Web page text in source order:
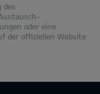
des
oder eine
der offiziellen Website